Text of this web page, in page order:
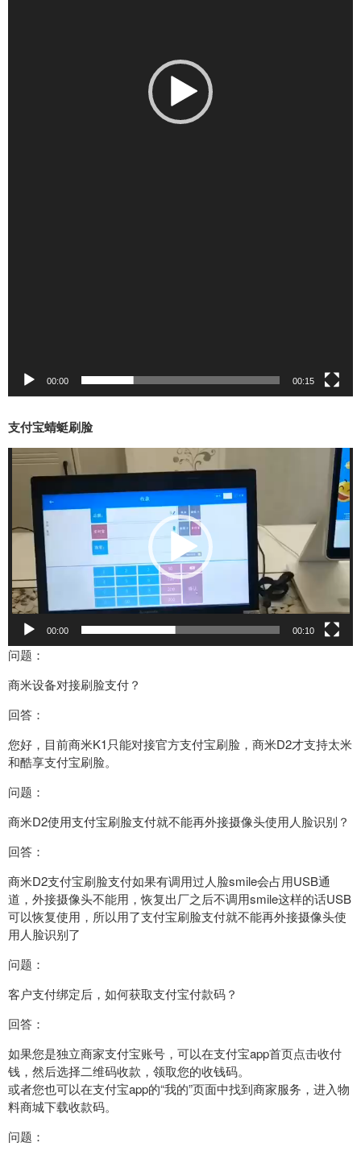
00:00 00:15
支付宝蜻蜓刷脸
视
器
00:00 00:10
问题：
商米设备对接刷脸支付？
回答：
您好，目前商米K1只能对接官方支付宝刷脸，商米D2才支持太米
和酷享支付宝刷脸。
问题：
商米D2使用支付宝刷脸支付就不能再外接摄像头使用人脸识别？
回答：
商米D2支付宝刷脸支付如果有调用过人脸smile会占用USB通
道，外接摄像头不能用，恢复出厂之后不调用smile这样的话USB
可以恢复使用，所以用了支付宝刷脸支付就不能再外接摄像头使
用人脸识别了
问题：
客户支付绑定后，如何获取支付宝付款码？
回答：
如果您是独立商家支付宝账号，可以在支付宝app首页点击收付
钱，然后选择二维码收款，领取您的收钱码。
或者您也可以在支付宝app的“我的”页面中找到商家服务，进入物
料商城下载收款码。
问题：